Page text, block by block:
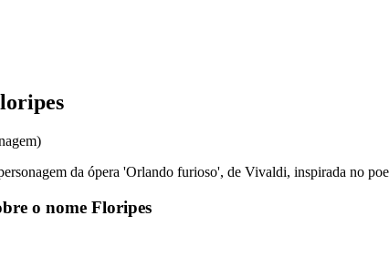
da ópera 'Orlando furioso', de Vivaldi, inspirada no
o nome Floripes